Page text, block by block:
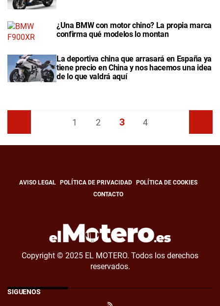
¿Una BMW con motor chino? La propia marca
confirma qué modelos lo montan
La deportiva china que arrasará en España ya
tiene precio en China y nos hacemos una idea
de lo que valdrá aquí
1 2 3 4
AVISO LEGAL POLÍTICA DE PRIVACIDAD
POLÍTICA DE COOKIES
CONTACTO
Copyright © 2025 EL MOTERO. Todos los derechos
reservados.
SÍGUENOS